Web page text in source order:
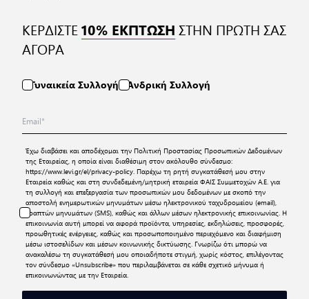
ΚΕΡΔΙΣΤΕ10% ΕΚΠΤΩΣΗ ΣΤΗΝ ΠΡΩΤΗ ΣΑΣ
ΑΓΟΡΑ
Γυναικεία Συλλογή Ανδρική Συλλογή
Έχω διαβάσει και αποδέχομαι την Πολιτική Προστασίας Προσωπικών Δεδομένων
της Εταιρείας, η οποία είναι διαθέσιμη στον ακόλουθο σύνδεσμο:
https://www.levi.gr/el/privacy-policy. Παρέχω τη ρητή συγκατάθεσή μου στην
Εταιρεία καθώς και στη συνδεδεμένη/μητρική εταιρεία ΦΑΙΣ Συμμετοχών Α.Ε. για
τη συλλογή και επεξεργασία των προσωπικών μου δεδομένων με σκοπό την
αποστολή ενημερωτικών μηνυμάτων μέσω ηλεκτρονικού ταχυδρομείου (email),
γραπτών μηνυμάτων (SMS), καθώς και άλλων μέσων ηλεκτρονικής επικοινωνίας. Η
επικοινωνία αυτή μπορεί να αφορά προϊόντα, υπηρεσίες, εκδηλώσεις, προσφορές,
προωθητικές ενέργειες, καθώς και προσωποποιημένο περιεχόμενο και διαφήμιση
μέσω ιστοσελίδων και μέσων κοινωνικής δικτύωσης. Γνωρίζω ότι μπορώ να
ανακαλέσω τη συγκατάθεσή μου οποιαδήποτε στιγμή, χωρίς κόστος, επιλέγοντας
τον σύνδεσμο «Unsubscribe» που περιλαμβάνεται σε κάθε σχετικό μήνυμα ή
επικοινωνώντας με την Εταιρεία.